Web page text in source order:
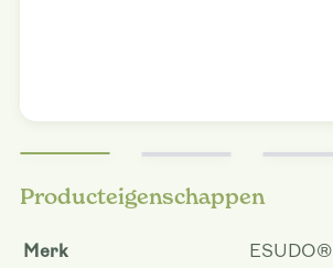
Producteigenschappen
Merk
ESUDO®